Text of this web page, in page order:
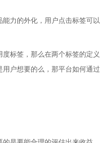
力的外化，用户点击标签可
标签，那么在两个标签的定
户想要的么，那平台如何通